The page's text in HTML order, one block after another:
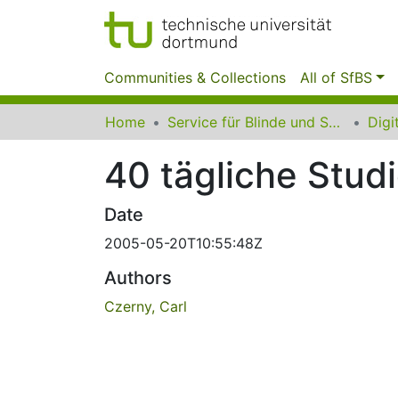
Communities & Collections All of SfBS
Home Service für Blinde und Sehbehinderte der UB Dortmund
40 tägliche
Date
2005-05-20T10:55:48Z
Authors
Czerny, Carl